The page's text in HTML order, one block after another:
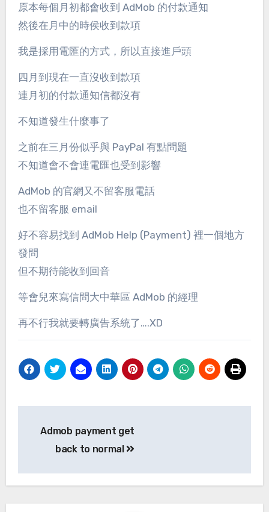
原本每個月初都會收到 AdMob 的付款通知
然後在月中的時侯收到款項
我是採用電匯的方式，所以直接進戶頭
四月到現在一直沒收到款項
連月初的付款通知信都沒有
不知道發生什麼事了
之前在三月份似乎與 PayPal 有點問題
不知道會不會連電匯也受到影響
AdMob 的官網又不留客服電話
也不留客服 email
好不容易找到 AdMob Help (Payment) 裡一個地方
發問
但不期待能收到回音
等會兒來寫信問大中華區 AdMob 的經理
再不行我就要轉廣告系統了….XD
navigation
Admob payment get
back to normal